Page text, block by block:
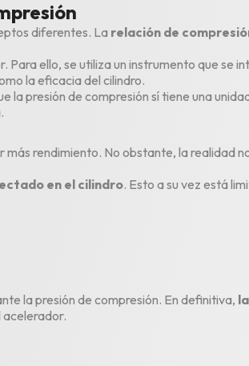
diferentes. La relación de
Para ello, se utiliza un instrumento que se
la eficacia del cilindro.
la presión de compresión sí tiene una
rendimiento. No obstante, la realidad
en el cilindro. Esto a su vez está
la presión de compresión. En definitiva,
acelerador.